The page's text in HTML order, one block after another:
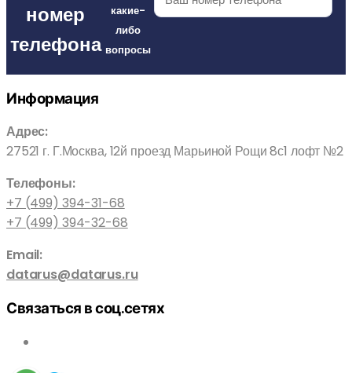
номер
телефона
какие-
либо
вопросы
Информация
Адрес:
27521 г. Г.Москва, 12й проезд Марьиной Рощи 8с1 лофт №2
Телефоны:
+7 (499) 394-31-68
+7 (499) 394-32-68
Email:
datarus@datarus.ru
Связаться в соц.сетях